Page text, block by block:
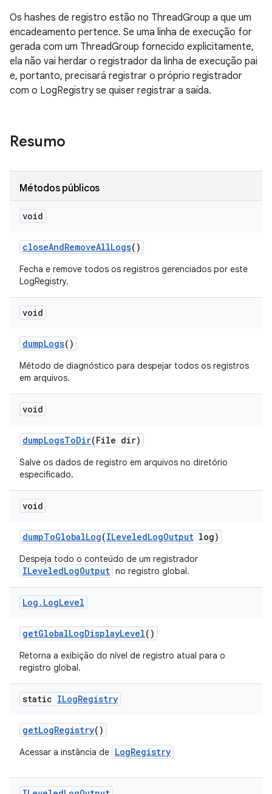
Os hashes de registro estão no ThreadGroup a que um
encadeamento pertence. Se uma linha de execução for
gerada com um ThreadGroup fornecido explicitamente,
ela não vai herdar o registrador da linha de execução pai
e, portanto, precisará registrar o próprio registrador
com o LogRegistry se quiser registrar a saída.
Resumo
Métodos públicos
void
closeAndRemoveAllLogs()
Fecha e remove todos os registros gerenciados por este
LogRegistry.
void
dumpLogs()
Método de diagnóstico para despejar todos os registros
em arquivos.
void
dumpLogsToDir(File dir)
Salve os dados de registro em arquivos no diretório
especificado.
void
dumpToGlobalLog(ILeveledLogOutput log)
Despeja todo o conteúdo de um registrador
ILeveledLogOutput no registro global.
Log . LogLevel
getGlobalLogDisplayLevel()
Retorna a exibição do nível de registro atual para o
registro global.
static ILogRegistry
getLogRegistry()
Acessar a instância de LogRegistry